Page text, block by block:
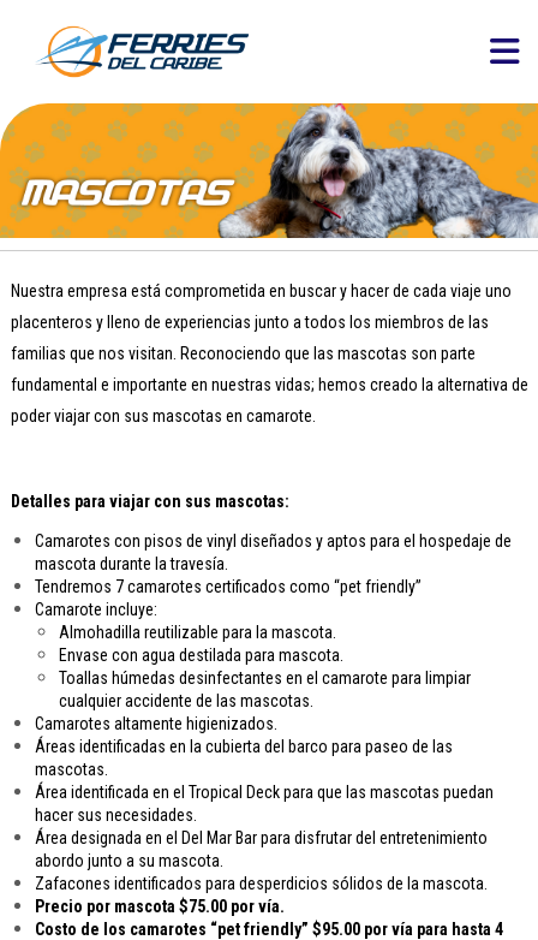
Nuestra empresa está comprometida en buscar y hacer de cada viaje uno
placenteros y lleno de experiencias junto a todos los miembros de las
familias que nos visitan. Reconociendo que las mascotas son parte
fundamental e importante en nuestras vidas; hemos creado la alternativa de
poder viajar con sus mascotas en camarote.
Detalles para viajar con sus mascotas:
Camarotes con pisos de vinyl diseñados y aptos para el hospedaje de
mascota durante la travesía.
Tendremos 7 camarotes certificados como “pet friendly”
Camarote incluye:
Almohadilla reutilizable para la mascota.
Envase con agua destilada para mascota.
Toallas húmedas desinfectantes en el camarote para limpiar
cualquier accidente de las mascotas.
Camarotes altamente higienizados.
Áreas identificadas en la cubierta del barco para paseo de las
mascotas.
Área identificada en el Tropical Deck para que las mascotas puedan
hacer sus necesidades.
Área designada en el Del Mar Bar para disfrutar del entretenimiento
abordo junto a su mascota.
Zafacones identificados para desperdicios sólidos de la mascota.
Precio por mascota $75.00 por vía.
Costo de los camarotes “pet friendly” $95.00 por vía para hasta 4